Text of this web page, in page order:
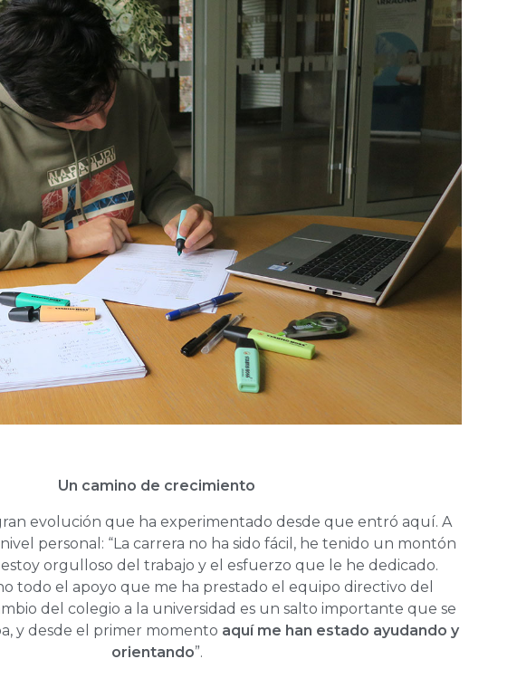
Un camino de crecimiento
evolución que ha experimentado desde que entró aquí. A
personal: “La carrera no ha sido fácil, he tenido un montón
orgulloso del trabajo y el esfuerzo que le he dedicado.
todo el apoyo que me ha prestado el equipo directivo del
del colegio a la universidad es un salto importante que se
y desde el primer momento aquí me han estado ayudando y
orientando”.